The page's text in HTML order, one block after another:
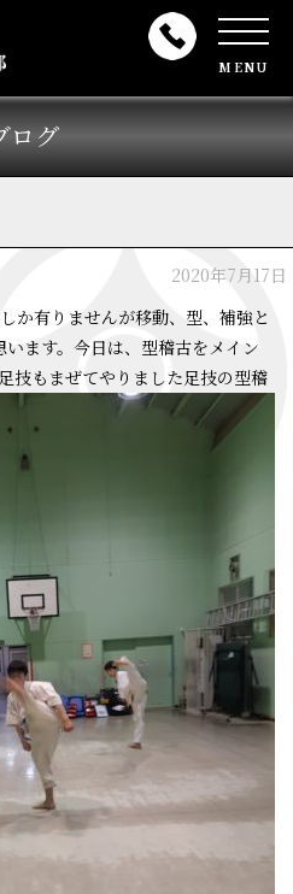
MENU
ログ
2020年7月17日
か有りませんが移動、型、補強と
ます。今日は、型稽古をメイン
技もまぜてやりました足技の型稽